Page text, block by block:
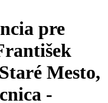
pre
Mesto,
-